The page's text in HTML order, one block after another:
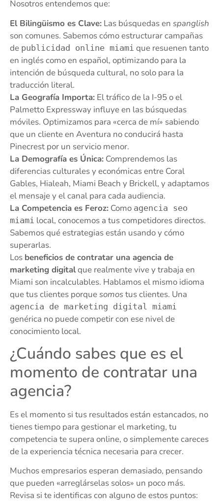
Nosotros entendemos que:
El Bilingüismo es Clave: Las búsquedas en spanglish
son comunes. Sabemos cómo estructurar campañas
de publicidad online miami que resuenen tanto
en inglés como en español, optimizando para la
intención de búsqueda cultural, no solo para la
traducción literal.
La Geografía Importa: El tráfico de la I-95 o el
Palmetto Expressway influye en las búsquedas
móviles. Optimizamos para «cerca de mí» sabiendo
que un cliente en Aventura no conducirá hasta
Pinecrest por un servicio menor.
La Demografía es Única: Comprendemos las
diferencias culturales y económicas entre Coral
Gables, Hialeah, Miami Beach y Brickell, y adaptamos
el mensaje y el canal para cada audiencia.
La Competencia es Feroz: Como agencia seo
miami local, conocemos a tus competidores directos.
Sabemos qué estrategias están usando y cómo
superarlas.
Los beneficios de contratar una agencia de
marketing digitalque realmente vive y trabaja en
Miami son incalculables. Hablamos el mismo idioma
que tus clientes porquesomostus clientes. Una
agencia de marketing digital miami
genérica no puede competir con ese nivel de
conocimiento local.
¿Cuándo sabes que es el
momento de contratar una
agencia?
Es el momento si tus resultados están estancados, no
tienes tiempo para gestionar el marketing, tu
competencia te supera online, o simplemente careces
de la experiencia técnica necesaria para crecer.
Muchos empresarios esperan demasiado, pensando
que pueden «arreglárselas solos» un poco más.
Revisa si te identificas con alguno de estos puntos: